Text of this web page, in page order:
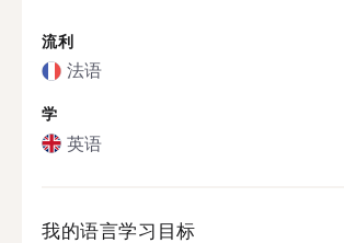
流利
法语
学
英语
我的语言学习目标